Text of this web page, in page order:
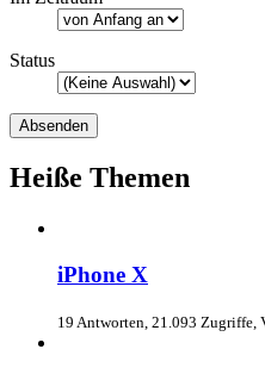
Status
Heiße Themen
iPhone X
19 Antworten, 21.093 Zugriffe,